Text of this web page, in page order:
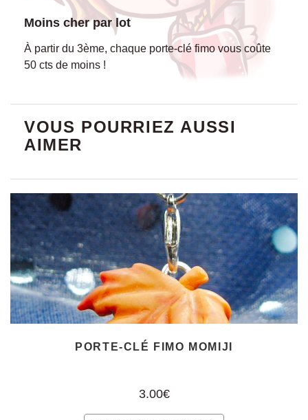
Moins cher par lot
À partir du 3ème, chaque porte-clé fimo vous coûte
50 cts de moins !
VOUS POURRIEZ AUSSI
AIMER
PORTE-CLÉ FIMO MOMIJI
3.00€